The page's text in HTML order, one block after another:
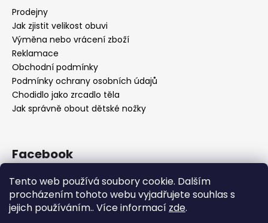
Tento web používá soubory cookie. Dalším
procházením tohoto webu vyjadřujete souhlas s
jejich používáním.. Více informací zde.
Prodejny
Jak zjistit velikost obuvi
Výměna nebo vrácení zboží
Reklamace
Obchodní podmínky
Podmínky ochrany osobních údajů
Chodidlo jako zrcadlo těla
Jak správně obout dětské nožky
Facebook